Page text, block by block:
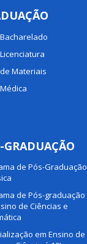
Materiais
GRADUAÇÃO
de Pós-Graduação
de Pós-graduação
de Ciências e
em Ensino de